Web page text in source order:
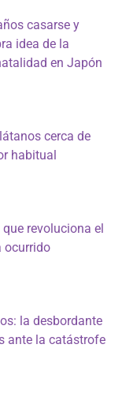
casarse y
idea de la
en Japón
cerca de
habitual
revoluciona el
ocurrido
la desbordante
ante la catástrofe